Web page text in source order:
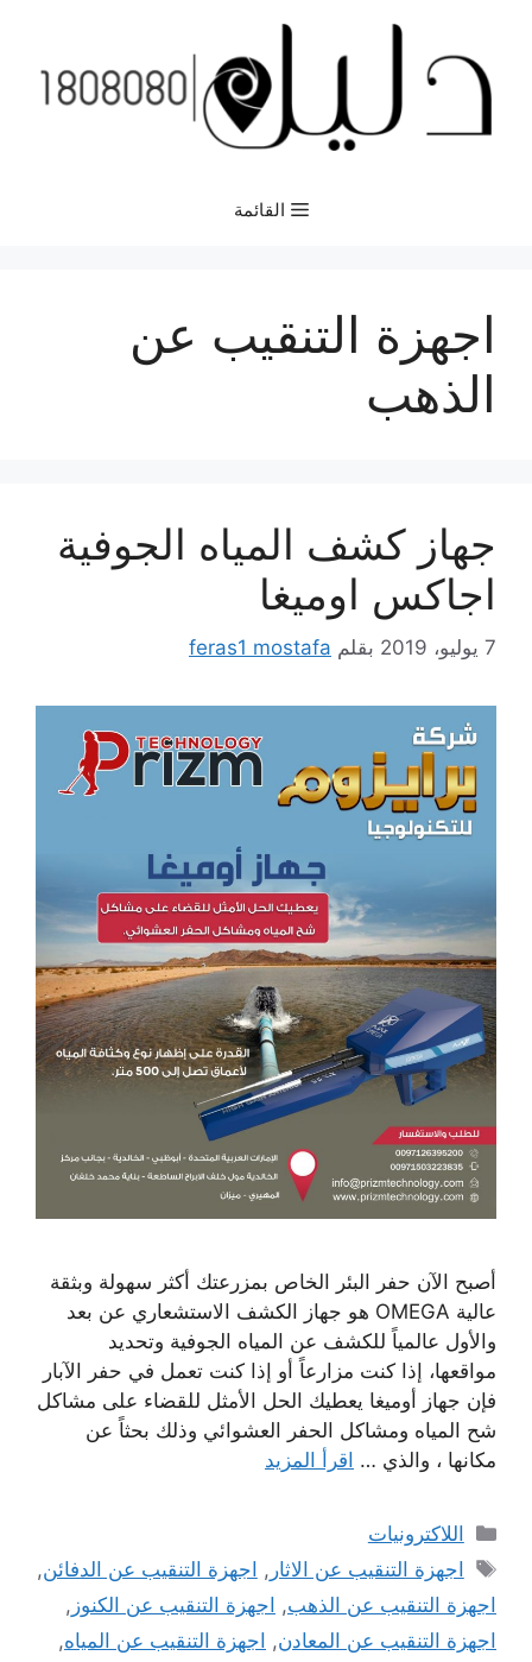
المحتوى
القائمة
اجهزة التنقيب عن
الذهب
جهاز كشف المياه الجوفية
اجاكس اوميغا
7 يوليو، 2019 بقلم feras1 mostafa
أصبح الآن حفر البئر الخاص بمزرعتك أكثر سهولة وبثقة
عالية OMEGA هو جهاز الكشف الاستشعاري عن بعد
والأول عالمياً للكشف عن المياه الجوفية وتحديد
مواقعها، إذا كنت مزارعاً أو إذا كنت تعمل في حفر الآبار
فإن جهاز أوميغا يعطيك الحل الأمثل للقضاء على مشاكل
شح المياه ومشاكل الحفر العشوائي وذلك بحثاً عن
مكانها ، والذي … اقرأ المزيد
التصنيفات
اللاكترونيات
الوسوم
اجهزة التنقيب عن الاثار , اجهزة التنقيب عن الدفائن,
اجهزة التنقيب عن الذهب, اجهزة التنقيب عن الكنوز ,
اجهزة التنقيب عن المعادن, اجهزة التنقيب عن المياه,